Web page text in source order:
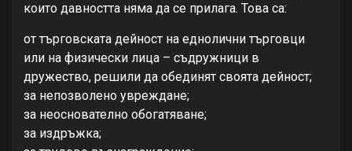
които давността няма да се прилага. Това са:
от търговската дейност на еднолични търговци
или на физически лица – съдружници в
дружество, решили да обединят своята дейност;
за непозволено увреждане;
за неоснователно обогатяване;
за издръжка;